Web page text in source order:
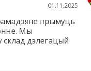
01.11.2025
прымуць
Мы
склад дэлегацый